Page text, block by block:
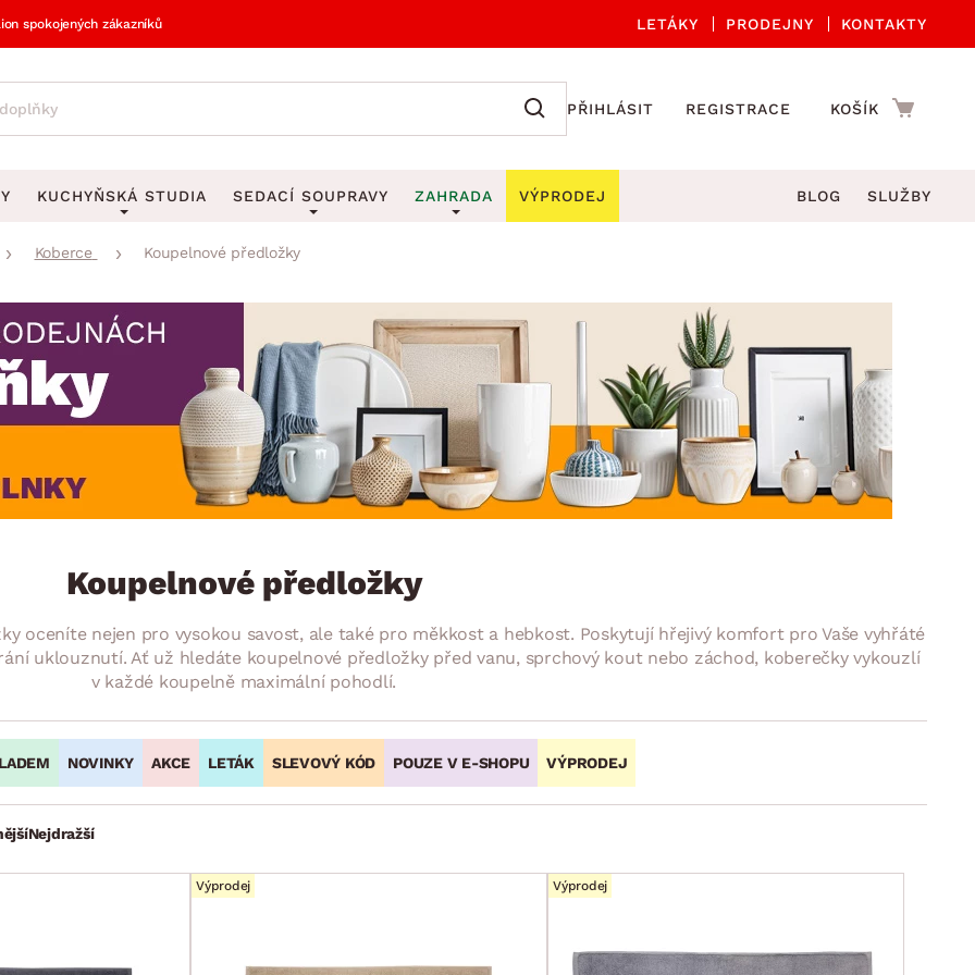
spokojených zákazníků LETÁKY PRODEJNY KONTAKTY
PŘIHLÁSIT REGISTRACE KOŠÍK
DEKORACE
Obrazy
Zrcadla
Zobrazit vše
Věšáky na klíče
Stojany na deštníky
Stojany na noviny
Stojany na oblečení
Zobrazit vše
Kuchyňské příslušenství
Kuchyňské doplňky
Koupelnové doplňky
Zahradní doplňky
Zobrazit vše
DOMÁCÍ SPOTŘEBIČE ZAHRADNÍ DOPLŇKY VÁNOCE
KUCHYŇSKÁ STUDIA SEDACÍ SOUPRAVY
Sedací soupravy do U
Rohové sedací soupravy
Sedací soupravy 3-2-1
Sedací soupravy na míru
ZAHRADA
Zahradní židle a křesla
Zahradní lavice
Zahradní stoly
Zahradní houpačky
Zahradní lehátka
Zahradní doplňky
VÝPRODEJ BLOG SLUŽBY
Koberce Koupelnové předložky
Koupelnové předložky
oceníte nejen pro vysokou savost, ale také pro měkkost a hebkost. Poskytují hřejivý komfort pro Vaše vyhřáté
uklouznutí. Ať už hledáte koupelnové předložky před vanu, sprchový kout nebo záchod, koberečky vykouzlí
v každé koupelně maximální pohodlí.
NOVINKY AKCE LETÁK SLEVOVÝ KÓD POUZE V E-SHOPU VÝPRODEJ
Nejdražší
Výprodej Výprodej